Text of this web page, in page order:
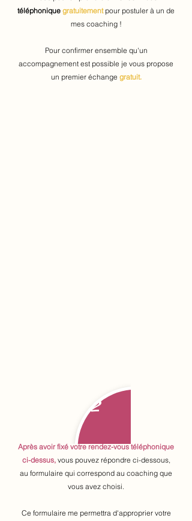
téléphonique gratuitementpour postuler à un de
mes coaching !
Pour confirmer ensemble qu'un
accompagnement est possible je vous propose
un premier échange gratuit.
Après avoir fixé votre rendez-vous téléphonique
ci-dessus, vous pouvez répondre ci-dessous,
au formulaire qui correspond au coaching que
vous avez choisi.
Ce formulaire me permettra d'approprier votre
2